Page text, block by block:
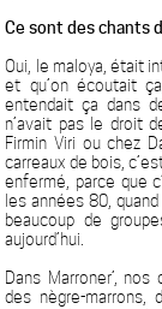
Ce sont des chants
Oui, le maloya, était
et qu’on écoutait
entendait ça dans
n’avait pas le droit
Firmin Viri ou chez
carreaux de bois,
enfermé, parce que
les années 80,
beaucoup de
aujourd’hui.
Dans Marroner’,
des nègre-